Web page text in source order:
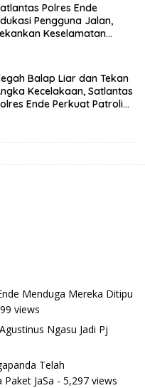
Polres Ende
Pengguna Jalan,
Keselamatan
Balap Liar dan Tekan
Kecelakaan, Satlantas
Ende Perkuat Patroli
Menduga Mereka Ditipu
views
Ngasu Jadi Pj
Telah
JaSa - 5,297 views